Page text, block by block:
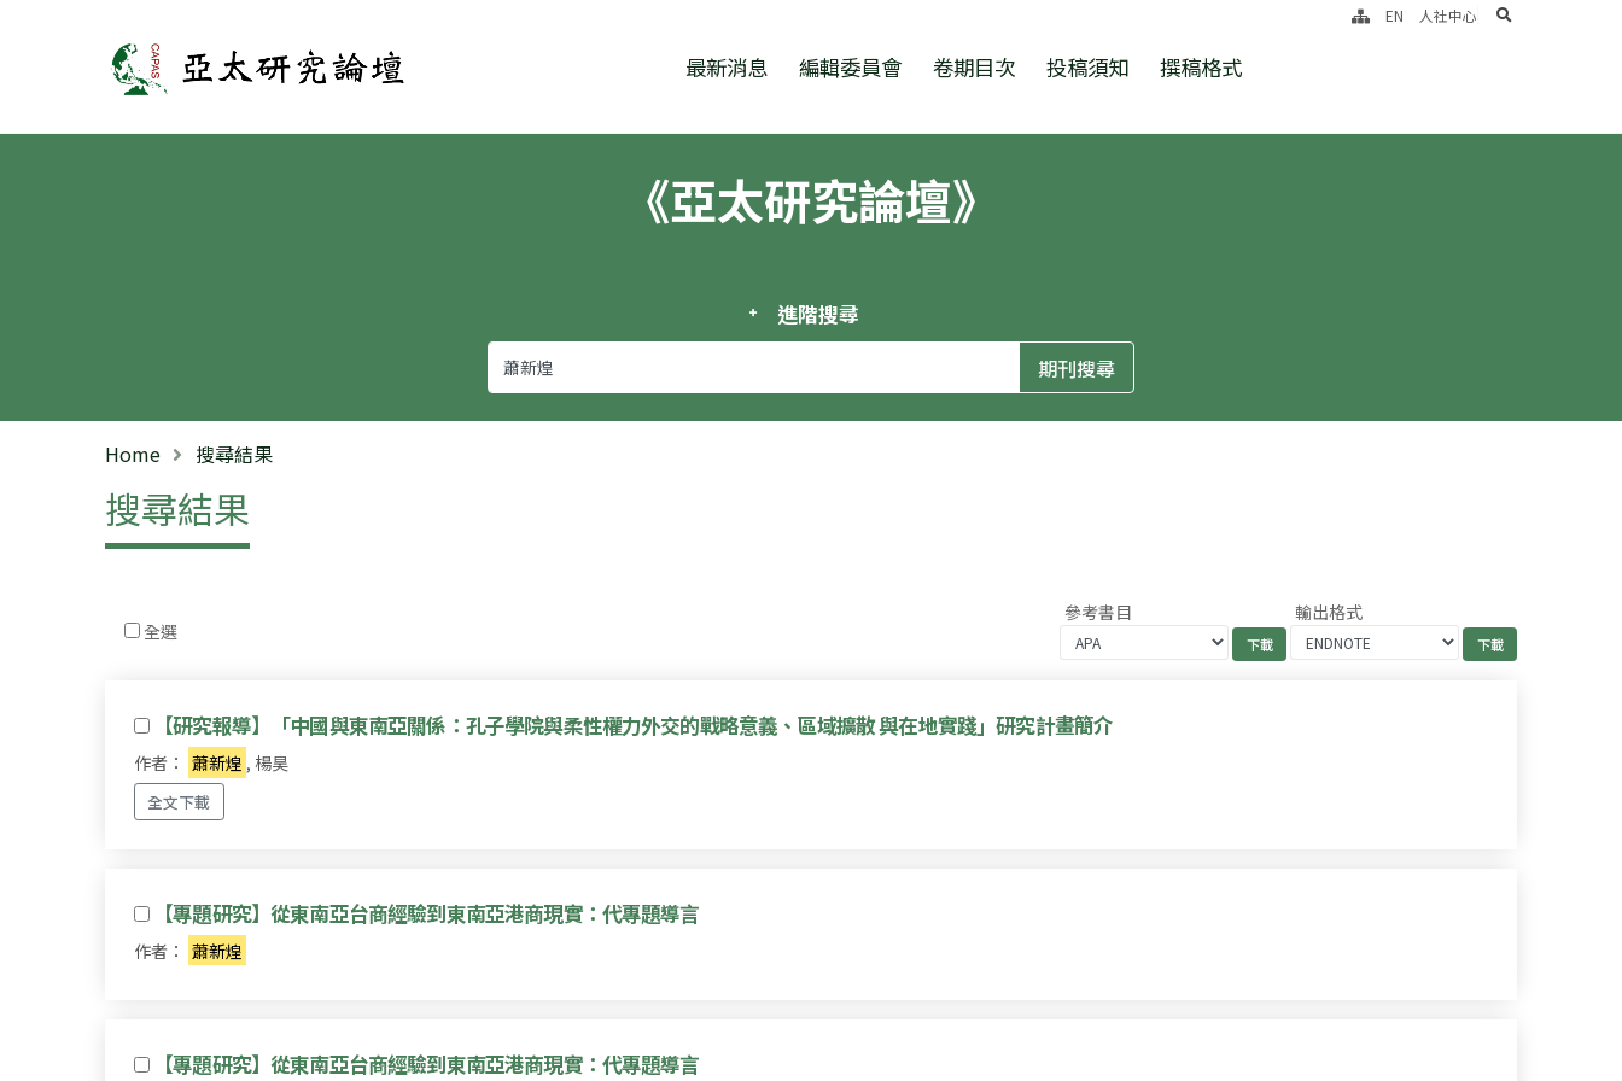
亞太研究論壇 最新消息 編輯委員會 卷期目次 投稿須知 撰稿格式
EN 人社中心 search
《亞太研究論壇》
進階搜尋
Home 搜尋結果
搜尋結果
全選
參考書目 輸出格式
【研究報導】「中國與東南亞關係：孔子學院與柔性權力外交的戰略意義、區域擴散 與在地實踐」研究計畫簡介
作者： 蕭新煌 , 楊昊
全文下載
【專題研究】從東南亞台商經驗到東南亞港商現實：代專題導言
作者： 蕭新煌
【專題研究】從東南亞台商經驗到東南亞港商現實：代專題導言